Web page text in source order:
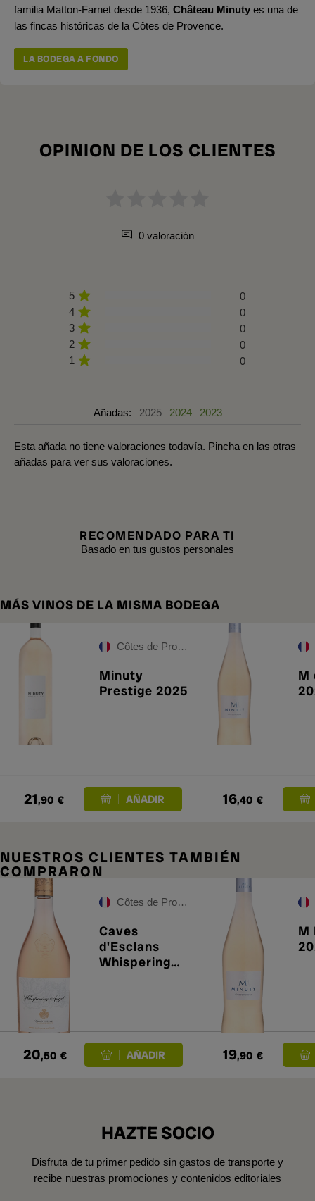
familia Matton-Farnet desde 1936, Château Minuty es una de
las fincas históricas de la Côtes de Provence.
LA BODEGA A FONDO
OPINION DE LOS CLIENTES
0 valoración
5
0
4
0
3
0
2
0
1
0
Añadas: 2025 2024 2023
Esta añada no tiene valoraciones todavía. Pincha en las otras
añadas para ver sus valoraciones.
RECOMENDADO PARA TI
Basado en tus gustos personales
MÁS VINOS DE LA MISMA BODEGA
Côtes de Provence
Minuty
Prestige 2025
21,90 €
M
16,40 €
NUESTROS CLIENTES TAMBIÉN
COMPRARON
Côtes de Provence
Caves
d'Esclans
Whispering
20,50 €
M
19,90 €
HAZTE SOCIO
Disfruta de tu primer pedido sin gastos de transporte y
recibe nuestras promociones y contenidos editoriales